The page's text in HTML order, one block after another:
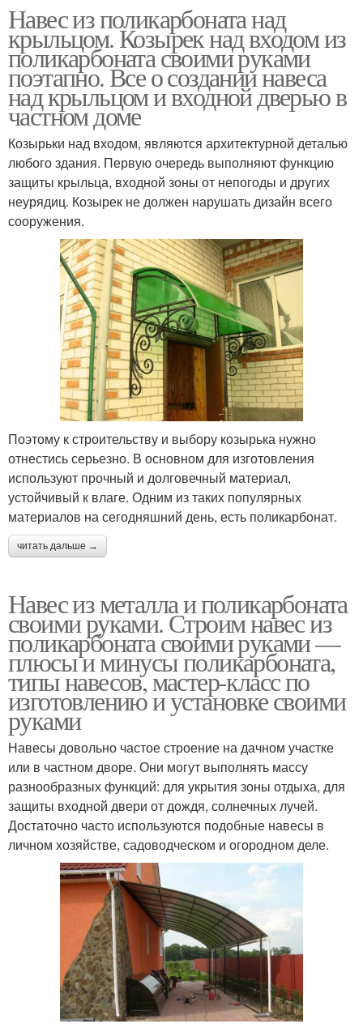
Навес из поликарбоната над
крыльцом. Козырек над входом из
поликарбоната своими руками
поэтапно. Все о создании навеса
над крыльцом и входной дверью в
частном доме
Козырьки над входом, являются архитектурной деталью
любого здания. Первую очередь выполняют функцию
защиты крыльца, входной зоны от непогоды и других
неурядиц. Козырек не должен нарушать дизайн всего
сооружения.
Поэтому к строительству и выбору козырька нужно
отнестись серьезно. В основном для изготовления
используют прочный и долговечный материал,
устойчивый к влаге. Одним из таких популярных
материалов на сегодняшний день, есть поликарбонат.
читать дальше →
Навес из металла и поликарбоната
своими руками. Строим навес из
поликарбоната своими руками —
плюсы и минусы поликарбоната,
типы навесов, мастер-класс по
изготовлению и установке своими
руками
Навесы довольно частое строение на дачном участке
или в частном дворе. Они могут выполнять массу
разнообразных функций: для укрытия зоны отдыха, для
защиты входной двери от дождя, солнечных лучей.
Достаточно часто используются подобные навесы в
личном хозяйстве, садоводческом и огородном деле.